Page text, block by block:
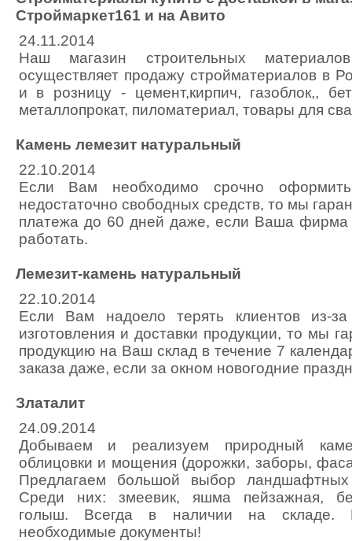
Строймаркет161 и на Авито
24.11.2014
Наш магазин строительных материалов
осуществляет продажу стройматериалов в
и в розницу - цемент,кирпич, газоблок,,
металлопрокат, пиломатериал, товары для
Камень лемезит натуральный
22.10.2014
Если Вам необходимо срочно
недостаточно свободных средств, то мы
платежа до 60 дней даже, если Ваша фирма
работать.
Лемезит-камень натуральный
22.10.2014
Если Вам надоело терять клиентов из-за
изготовления и доставки продукции, то мы
продукцию на Ваш склад в течение 7
заказа даже, если за окном новогодние
Златалит
24.09.2014
Добываем и реализуем природный
облицовки и мощения (дорожки, заборы,
Предлагаем большой выбор
Среди них: змеевик, яшма пейзажная,
голыш. Всегда в наличии на складе.
необходимые документы!